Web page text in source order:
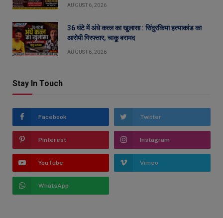
AUGUST 6, 2026
36 घंटे में अंधे कत्ल का खुलासा : सिंदुरकिया हत्याकांड का
आरोपी गिरफ्तार, चाकू बरामद
AUGUST 6, 2026
Stay In Touch
Facebook Twitter
Pinterest Instagram
YouTube Vimeo
WhatsApp